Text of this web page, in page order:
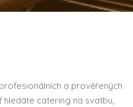
a prověřených
catering na svatbu,